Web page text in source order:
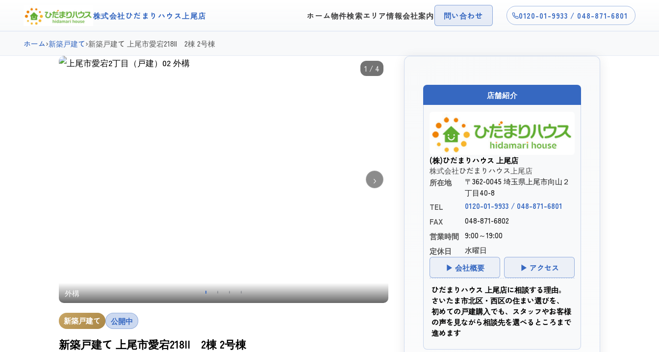
株式会社ひだまりハウス上尾店 ホーム物件検索エリア情報会社案内 問い合わせ 0120-01-9933 / 048-871-6801
ホーム›新築戸建て›新築戸建て 上尾市愛宕218II 2棟 2号棟
外構
›
1 / 4
新築戸建て 公開中
新築戸建て 上尾市愛宕218II 2棟 2号棟
店舗紹介
(株)ひだまりハウス 上尾店
株式会社ひだまりハウス上尾店
所在地
〒362-0045 埼玉県上尾市向山２
丁目40-8
TEL
0120-01-9933 / 048-871-6801
FAX
048-871-6802
営業時間 9:00～19:00
定休日
水曜日
▶ 会社概要
▶ アクセス
ひだまりハウス 上尾店に相談する理由。
さいたま市北区・西区の住まい選びを、
初めての戸建購入でも、スタッフやお客様
の声を見ながら相談先を選べるところまで
進めます